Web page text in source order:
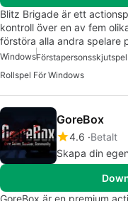
Blitz Brigade är ett
kontroll över en av fem
förstöra alla andra spelare
Windows
Rollspel För Windows
GoreBox
4.6 Betalt
Skapa din
GoreBox är en premium